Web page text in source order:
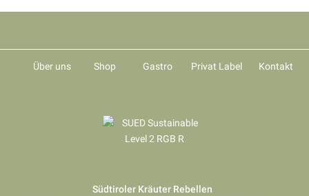
Über uns Shop Gastro Privat Label Kontakt
Südtiroler Kräuter Rebellen